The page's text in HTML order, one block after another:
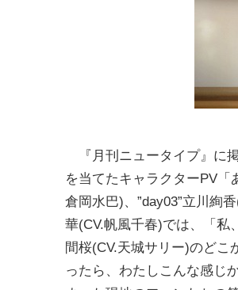
『月刊ニュータイプ』に
を当てたキャラクターPV「
倉岡水巴)、”day03”立川絢
華(CV.帆風千春)では、「私
間桜(CV.天城サリー)のど
ったら、わたしこんな感じ